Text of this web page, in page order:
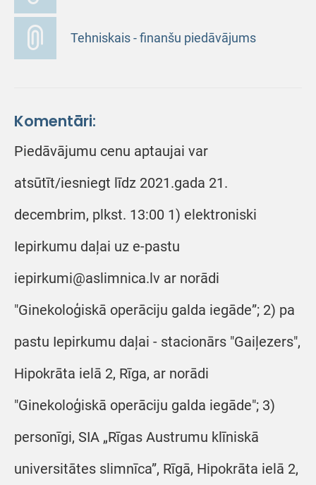
Tehniskais - finanšu piedāvājums
Komentāri:
Piedāvājumu cenu aptaujai var
atsūtīt/iesniegt līdz 2021.gada 21.
decembrim, plkst. 13:00 1) elektroniski
Iepirkumu daļai uz e-pastu
iepirkumi@aslimnica.lv ar norādi
"Ginekoloģiskā operāciju galda iegāde”; 2) pa
pastu Iepirkumu daļai - stacionārs "Gaiļezers",
Hipokrāta ielā 2, Rīga, ar norādi
"Ginekoloģiskā operāciju galda iegāde"; 3)
personīgi, SIA „Rīgas Austrumu klīniskā
universitātes slimnīca”, Rīgā, Hipokrāta ielā 2,